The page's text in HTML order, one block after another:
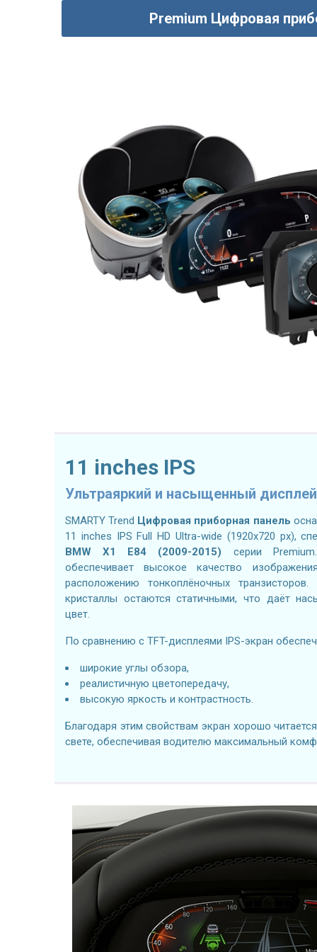
Premium Цифровая
11 inches IPS
Ультраяркий и насыщенный дисплей
SMARTY Trend Цифровая приборная панель
11 inches IPS Full HD Ultra-wide (1920x720 px),
BMW X1 E84 (2009-2015) серии
обеспечивает высокое качество
расположению тонкоплёночных
кристаллы остаются статичными, что даёт
цвет.
По сравнению с TFT-дисплеями IPS-экран
широкие углы обзора,
реалистичную цветопередачу,
высокую яркость и контрастность.
Благодаря этим свойствам экран хорошо
свете, обеспечивая водителю максимальный